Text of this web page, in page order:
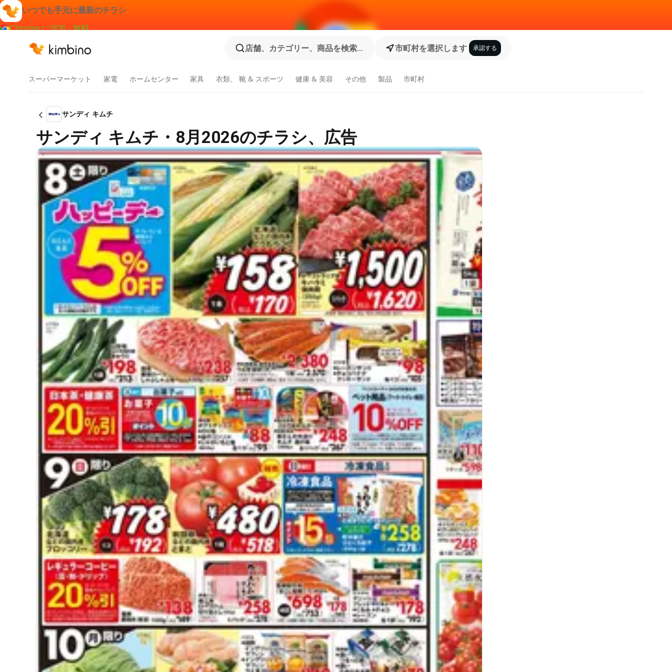
いつでも手元に最新のチラシ
Chrome に追加 - 無料
店舗、カテゴリー、商品を検索...
市町村を選択します 承認する
スーパーマーケット 家電 ホームセンター 家具 衣類、 靴 & スポーツ 健康 & 美容 その他 製品 市町村
サンディ キムチ
サンディ キムチ・8月2026のチラシ、広告